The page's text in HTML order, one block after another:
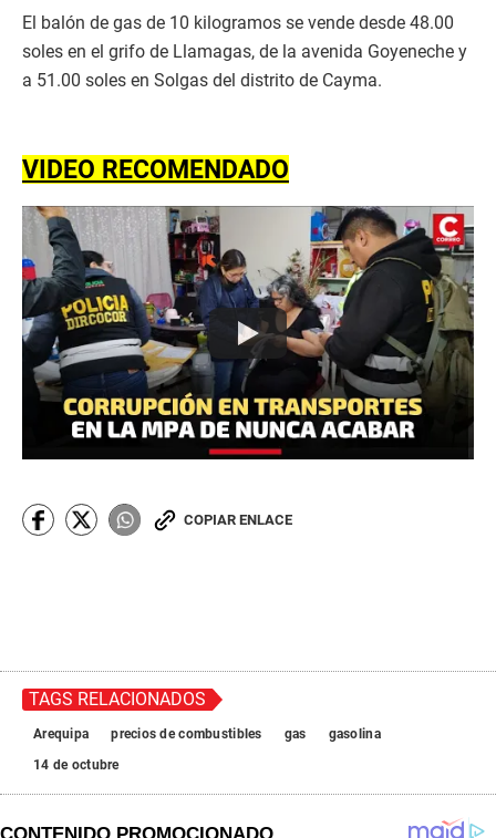
El balón de gas de 10 kilogramos se vende desde 48.00
soles en el grifo de Llamagas, de la avenida Goyeneche y
a 51.00 soles en Solgas del distrito de Cayma.
VIDEO RECOMENDADO
COPIAR ENLACE
TAGS RELACIONADOS
Arequipa precios de combustibles gas
gasolina
14 de octubre